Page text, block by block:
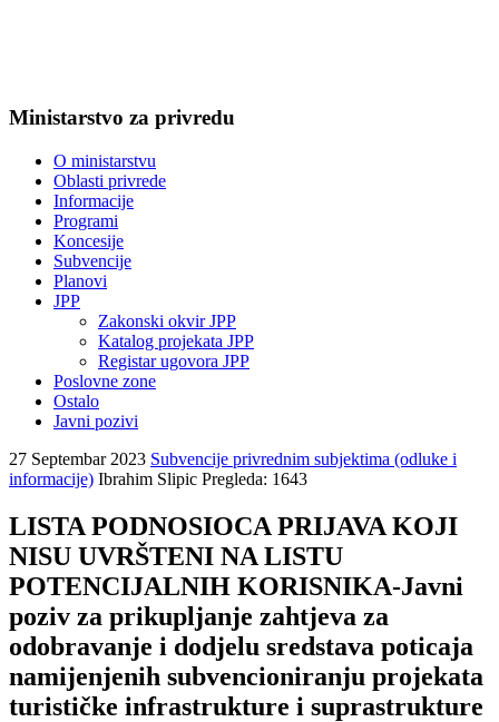
Ministarstvo za privredu
O ministarstvu
Oblasti privrede
Informacije
Programi
Koncesije
Subvencije
Planovi
JPP
Zakonski okvir JPP
Katalog projekata JPP
Registar ugovora JPP
Poslovne zone
Ostalo
Javni pozivi
27 Septembar 2023 Subvencije privrednim subjektima (odluke i
informacije) Ibrahim Slipic Pregleda: 1643
LISTA PODNOSIOCA PRIJAVA KOJI
NISU UVRŠTENI NA LISTU
POTENCIJALNIH KORISNIKA-Javni
poziv za prikupljanje zahtjeva za
odobravanje i dodjelu sredstava poticaja
namijenjenih subvencioniranju projekata
turističke infrastrukture i suprastrukture